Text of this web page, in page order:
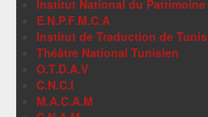
Institut National du Patrimoine
E.N.P.F.M.C.A
Institut de Traduction de Tunis
Théâtre National Tunisien
O.T.D.A.V
C.N.C.I
M.A.C.A.M